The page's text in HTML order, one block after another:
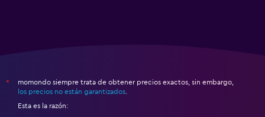
*
momondo siempre trata de obtener precios exactos, sin embargo,
los precios no están garantizados.
Esta es la razón: